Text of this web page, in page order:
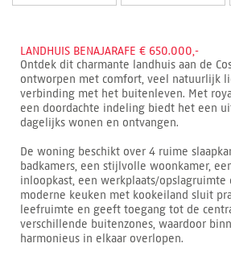
LANDHUIS BENAJARAFE € 650.000,-
Ontdek dit charmante landhuis aan de
ontworpen met comfort, veel natuurlijk
verbinding met het buitenleven. Met
een doordachte indeling biedt het een
dagelijks wonen en ontvangen.
De woning beschikt over 4 ruime
badkamers, een stijlvolle woonkamer,
inloopkast, een werkplaats/opslagruimte
moderne keuken met kookeiland sluit
leefruimte en geeft toegang tot de
verschillende buitenzones, waardoor
harmonieus in elkaar overlopen.